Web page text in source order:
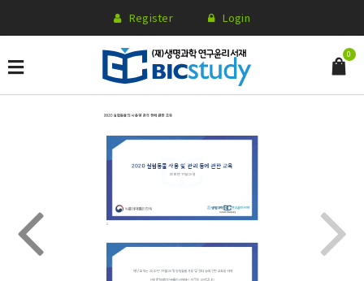
Register Login
0